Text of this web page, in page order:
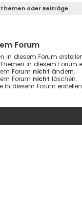
oder Beiträge.
Forum
in diesem Forum
in diesem Forum
Forum nicht ändern.
Forum nicht löschen.
in diesem Forum